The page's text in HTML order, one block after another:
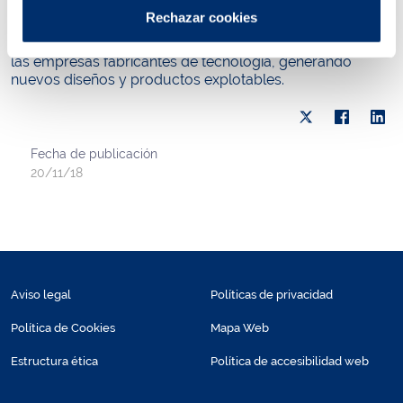
Rechazar cookies
conocimiento, eficiencia y sostenibilidad del sector
receptor de tecnologías investigadas, y la competitividad
tanto de los centros de investigación del agua como de
las empresas fabricantes de tecnología, generando
nuevos diseños y productos explotables.
Fecha de publicación
20/11/18
Aviso legal
Política de Cookies
Estructura ética
Políticas de privacidad
Mapa Web
Política de accesibilidad web